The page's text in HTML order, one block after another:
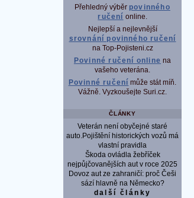
Přehledný výběr povinného
ručení online.
Nejlepší a nejlevnější
srovnání povinného ručení
na Top-Pojisteni.cz
Povinné ručení online na
vašeho veterána.
Povinné ručení může stát míň.
Vážně. Vyzkoušejte Suri.cz.
ČLÁNKY
Veterán není obyčejné staré
auto.Pojištění historických vozů má
vlastní pravidla
Škoda ovládla žebříček
nejpůjčovanějších aut v roce 2025
Dovoz aut ze zahraničí: proč Češi
sází hlavně na Německo?
další články